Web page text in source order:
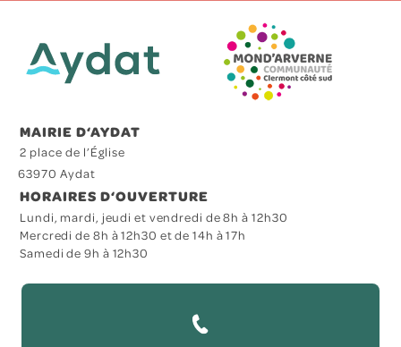
MAIRIE D‘AYDAT
2 place de l’Église
63970 Aydat
HORAIRES D‘OUVERTURE
Lundi, mardi, jeudi et vendredi de 8h à 12h30
Mercredi de 8h à 12h30 et de 14h à 17h
Samedi de 9h à 12h30